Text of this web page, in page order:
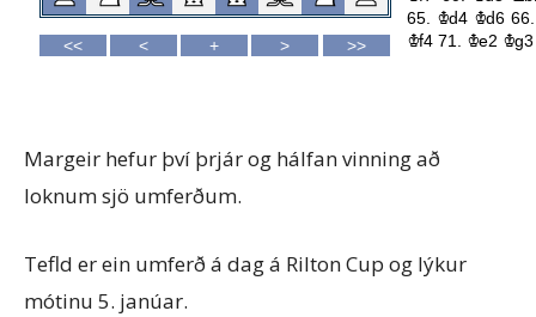
Margeir hefur því þrjár og hálfan vinning að
loknum sjö umferðum.
Tefld er ein umferð á dag á Rilton Cup og lýkur
mótinu 5. janúar.